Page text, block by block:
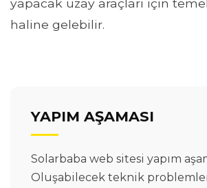
yapacak uzay araçları için
haline gelebilir.
YAPIM AŞAMASI
Solarbaba web sitesi yapım
Oluşabilecek teknik